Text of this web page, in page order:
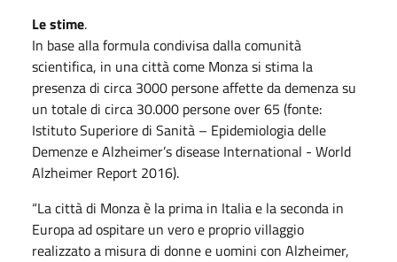
Le stime.
In base alla formula condivisa dalla comunità
scientifica, in una città come Monza si stima la
presenza di circa 3000 persone affette da demenza su
un totale di circa 30.000 persone over 65 (fonte:
Istituto Superiore di Sanità – Epidemiologia delle
Demenze e Alzheimer’s disease International - World
Alzheimer Report 2016).
“La città di Monza è la prima in Italia e la seconda in
Europa ad ospitare un vero e proprio villaggio
realizzato a misura di donne e uomini con Alzheimer,